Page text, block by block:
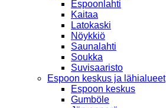
Espoonlahti
Kaitaa
Latokaski
Nöykkiö
Saunalahti
Soukka
Suvisaaristo
Espoon keskus ja lähialueet
Espoon keskus
Gumböle